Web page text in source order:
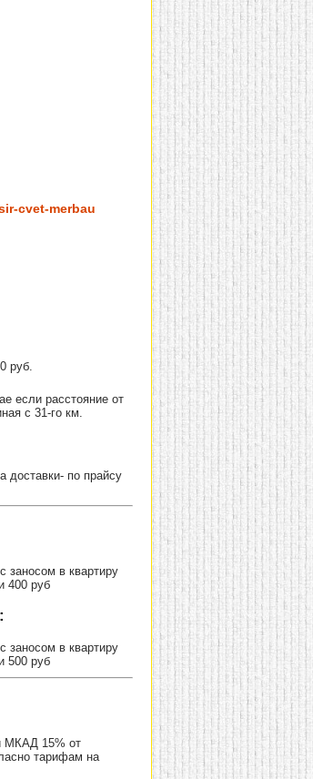
cvet-merbau
руб.
если расстояние от
с 31-го км.
доставки- по прайсу
в квартиру
400 руб
в квартиру
500 руб
МКАД 15% от
тарифам на